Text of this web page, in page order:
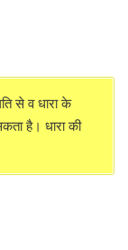
से व धारा के
है। धारा की